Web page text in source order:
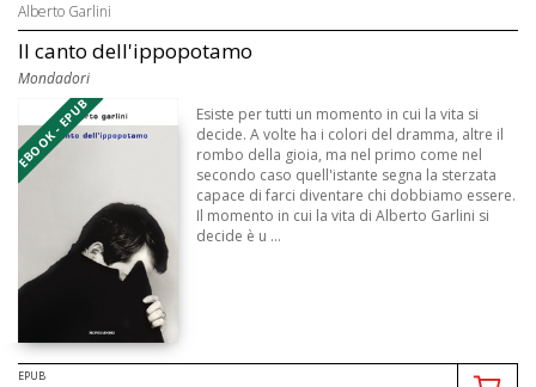
Alberto Garlini
Il canto dell'ippopotamo
Mondadori
EBOOK - EPUB
Esiste per tutti un momento in cui la vita si
decide. A volte ha i colori del dramma, altre il
rombo della gioia, ma nel primo come nel
secondo caso quell'istante segna la sterzata
capace di farci diventare chi dobbiamo essere.
Il momento in cui la vita di Alberto Garlini si
decide è u ...
EPUB